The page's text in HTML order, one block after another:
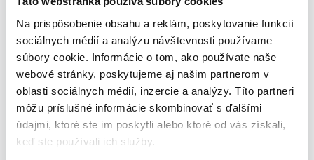
Na prispôsobenie obsahu a reklám, poskytovanie funkcií
sociálnych médií a analýzu návštevnosti používame
súbory cookie. Informácie o tom, ako používate naše
webové stránky, poskytujeme aj našim partnerom v
oblasti sociálnych médií, inzercie a analýzy. Títo partneri
môžu príslušné informácie skombinovať s ďalšími
údajmi, ktoré ste im poskytli alebo ktoré od vás získali,
keď ste používali ich služby.
čistenia nábytku a náradia používaného vonku bez ohľadu
na ročné obdobie. Odoláva usadzovaniu rias a UV žiareniu a
vďaka vrstve Food Safe vhodná pre styk s potravinami.
Pohodlné používanie vďaka systému proti prekrúcaniu
Charakteristika produktu:
6-vrstvová, vyrobená z flexibilnej PVC a polyesterovej